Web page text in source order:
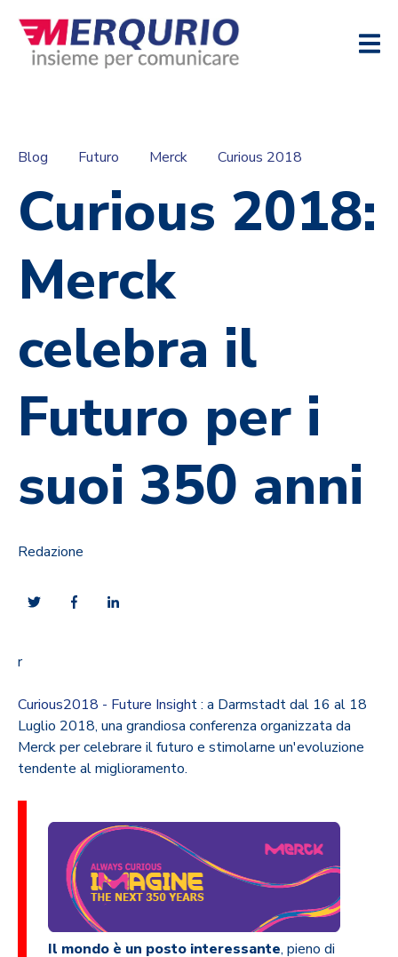
Blog Futuro Merck Curious 2018
Curious 2018:
Merck
celebra il
Futuro per i
suoi 350 anni
Redazione
r
Curious2018 - Future Insight : a Darmstadt dal 16 al 18
Luglio 2018, una grandiosa conferenza organizzata da
Merck per celebrare il futuro e stimolarne un'evoluzione
tendente al miglioramento.
Il mondo è un posto interessante, pieno di